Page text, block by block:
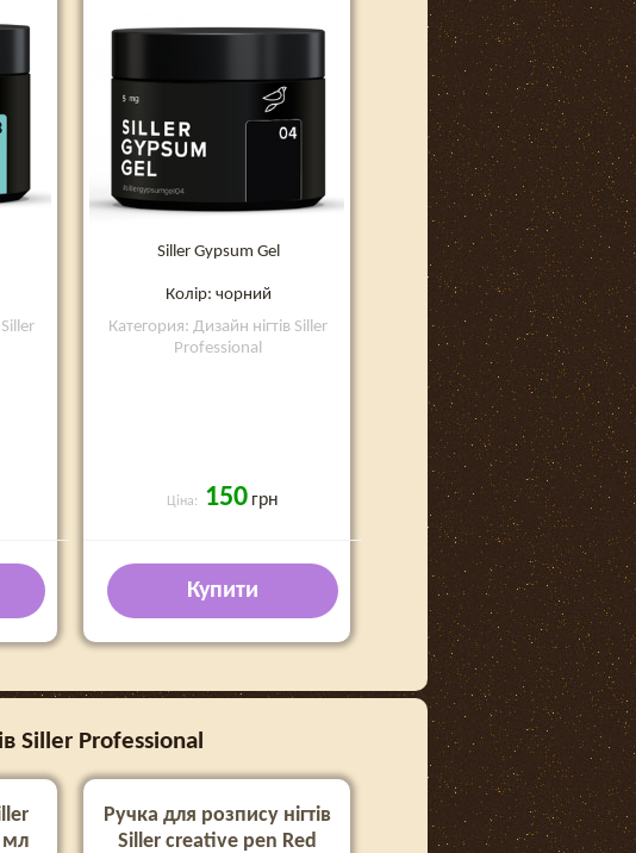
Siller Gypsum Gel
Колір: чорний
Категория: Дизайн нігтів Siller
Professional
Ціна: 150 грн
Купити
Siller Professional
мл
Ручка для розпису нігтів
Siller creative pen Red